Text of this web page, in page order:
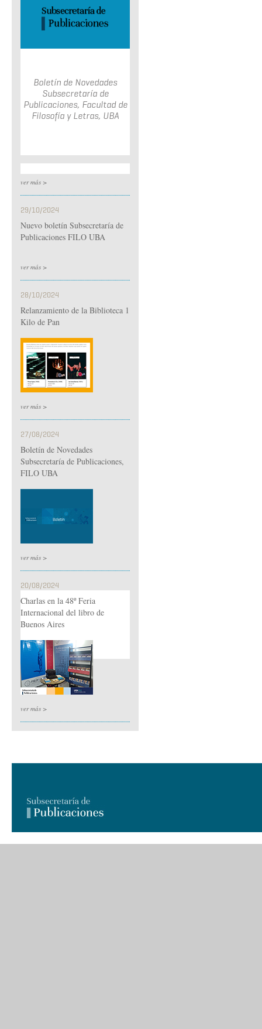
Boletín de Novedades
Subsecretaría de
Publicaciones, Facultad de
Filosofía y Letras, UBA
ver más >
29/10/2024
Nuevo boletín Subsecretaría de
Publicaciones FILO UBA
ver más >
28/10/2024
Relanzamiento de la Biblioteca 1
Kilo de Pan
ver más >
27/08/2024
Boletín de Novedades
Subsecretaría de Publicaciones,
FILO UBA
ver más >
20/08/2024
Charlas en la 48º Feria
Internacional del libro de
Buenos Aires
ver más >